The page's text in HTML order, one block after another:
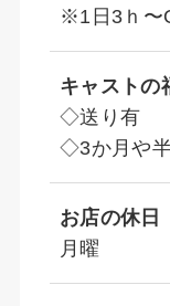
※1日3ｈ〜
キャストの
◇送り有
◇3か月や半
お店の休日
月曜